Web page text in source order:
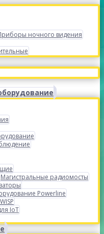
ночного видения
Магистральные радиомосты
Powerline
IoT